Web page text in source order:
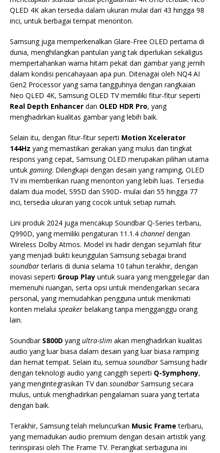
QLED 4K akan tersedia dalam ukuran mulai dari 43 hingga 98
inci, untuk berbagai tempat menonton.
Samsung juga memperkenalkan Glare-Free OLED pertama di
dunia, menghilangkan pantulan yang tak diperlukan sekaligus
mempertahankan warna hitam pekat dan gambar yang jernih
dalam kondisi pencahayaan apa pun. Ditenagai oleh NQ4 AI
Gen2 Processor yang sama tangguhnya dengan rangkaian
Neo QLED 4K, Samsung OLED TV memiliki fitur-fitur seperti
Real Depth Enhancer dan OLED HDR Pro, yang
menghadirkan kualitas gambar yang lebih baik.
Selain itu, dengan fitur-fitur seperti Motion Xcelerator
144Hz yang memastikan gerakan yang mulus dan tingkat
respons yang cepat, Samsung OLED merupakan pilihan utama
untuk gaming. Dilengkapi dengan desain yang ramping, OLED
TV ini memberikan ruang menonton yang lebih luas. Tersedia
dalam dua model, S95D dan S90D- mulai dari 55 hingga 77
inci, tersedia ukuran yang cocok untuk setiap rumah.
Lini produk 2024 juga mencakup Soundbar Q-Series terbaru,
Q990D, yang memiliki pengaturan 11.1.4 channel dengan
Wireless Dolby Atmos. Model ini hadir dengan sejumlah fitur
yang menjadi bukti keunggulan Samsung sebagai brand
soundbarterlaris di dunia selama 10 tahun terakhir, dengan
inovasi seperti Group Play untuk suara yang menggelegar dan
memenuhi ruangan, serta opsi untuk mendengarkan secara
personal, yang memudahkan pengguna untuk menikmati
konten melalui speaker belakang tanpa mengganggu orang
lain.
Soundbar S800D yangultra-slim akan menghadirkan kualitas
audio yang luar biasa dalam desain yang luar biasa ramping
dan hemat tempat. Selain itu, semua soundbar Samsung hadir
dengan teknologi audio yang canggih seperti Q-Symphony,
yang mengintegrasikan TV dan soundbar Samsung secara
mulus, untuk menghadirkan pengalaman suara yang tertata
dengan baik.
Terakhir, Samsung telah meluncurkan Music Frame terbaru,
yang memadukan audio premium dengan desain artistik yang
terinspirasi oleh The Frame TV. Perangkat serbaguna ini